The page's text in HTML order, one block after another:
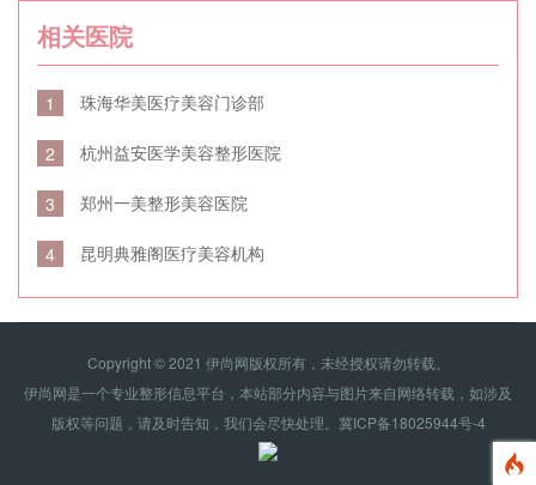
相关医院
1 珠海华美医疗美容门诊部
2 杭州益安医学美容整形医院
3 郑州一美整形美容医院
4 昆明典雅阁医疗美容机构
Copyright © 2021 伊尚网版权所有，未经授权请勿转载。
伊尚网是一个专业整形信息平台，本站部分内容与图片来自网络转载，如涉及
版权等问题，请及时告知，我们会尽快处理。 冀ICP备18025944号-4